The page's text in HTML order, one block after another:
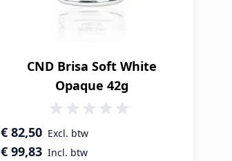
CND Brisa Soft White
Opaque 42g
€ 99,83
€ 82,50